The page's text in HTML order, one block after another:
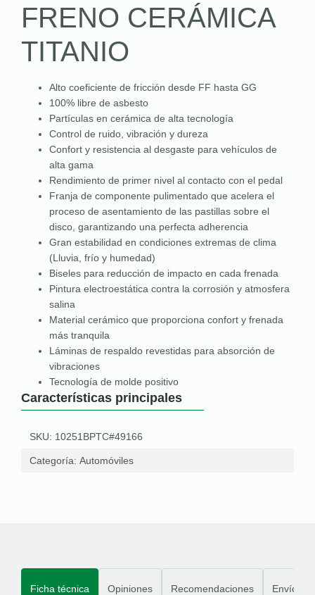
FRENO CERÁMICA
TITANIO
Alto coeficiente de fricción desde FF hasta GG
100% libre de asbesto
Partículas en cerámica de alta tecnología
Control de ruido, vibración y dureza
Confort y resistencia al desgaste para vehículos de
alta gama
Rendimiento de primer nivel al contacto con el pedal
Franja de componente pulimentado que acelera el
proceso de asentamiento de las pastillas sobre el
disco, garantizando una perfecta adherencia
Gran estabilidad en condiciones extremas de clima
(Lluvia, frío y humedad)
Biseles para reducción de impacto en cada frenada
Pintura electroestática contra la corrosión y atmosfera
salina
Material cerámico que proporciona confort y frenada
más tranquila
Láminas de respaldo revestidas para absorción de
vibraciones
Tecnología de molde positivo
Características principales
SKU: 10251BPTC#49166
Categoría: Automóviles
Ficha técnica Opiniones Recomendaciones Envíos